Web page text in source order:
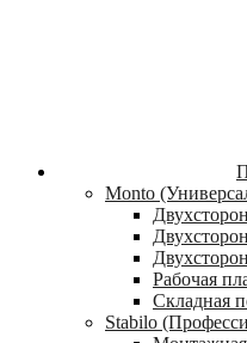
Monto
Рабочая
Складная
Stabilo